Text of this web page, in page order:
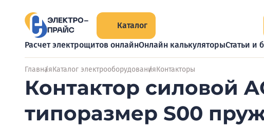
Каталог
Расчет электрощитов онлайнОнлайн калькуляторыСтатьи и
ГлавнаяКаталог электрооборудованияКонтакторы
Контактор силовой
типоразмер S00